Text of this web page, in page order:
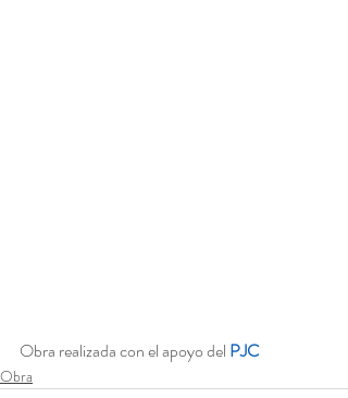
Obra realizada con el apoyo del PJC
Obra